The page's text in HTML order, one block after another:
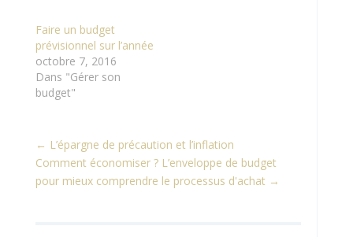
Faire un budget
prévisionnel sur l’année
octobre 7, 2016
Dans "Gérer son
budget"
← L’épargne de précaution et l’inflation
Comment économiser ? L’enveloppe de budget
pour mieux comprendre le processus d'achat →